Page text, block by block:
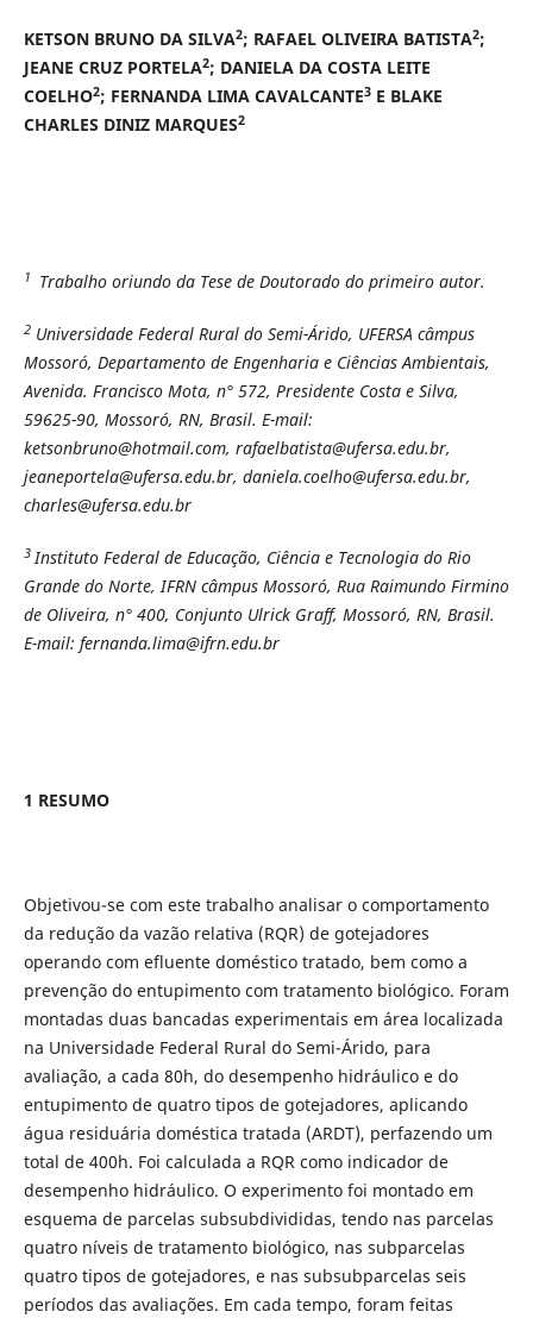
KETSON BRUNO DA SILVA2; RAFAEL OLIVEIRA BATISTA2;
JEANE CRUZ PORTELA2; DANIELA DA COSTA LEITE
COELHO2; FERNANDA LIMA CAVALCANTE3E BLAKE
CHARLES DINIZ MARQUES2
1 Trabalho oriundo da Tese de Doutorado do primeiro autor.
2Universidade Federal Rural do Semi-Árido, UFERSA câmpus
Mossoró, Departamento de Engenharia e Ciências Ambientais,
Avenida. Francisco Mota, n° 572, Presidente Costa e Silva,
59625-90, Mossoró, RN, Brasil. E-mail:
ketsonbruno@hotmail.com, rafaelbatista@ufersa.edu.br,
jeaneportela@ufersa.edu.br, daniela.coelho@ufersa.edu.br,
charles@ufersa.edu.br
3 Instituto Federal de Educação, Ciência e Tecnologia do Rio
Grande do Norte, IFRN câmpus Mossoró, Rua Raimundo Firmino
de Oliveira, n° 400, Conjunto Ulrick Graff, Mossoró, RN, Brasil.
E-mail: fernanda.lima@ifrn.edu.br
1 RESUMO
Objetivou-se com este trabalho analisar o comportamento
da redução da vazão relativa (RQR) de gotejadores
operando com efluente doméstico tratado, bem como a
prevenção do entupimento com tratamento biológico. Foram
montadas duas bancadas experimentais em área localizada
na Universidade Federal Rural do Semi-Árido, para
avaliação, a cada 80h, do desempenho hidráulico e do
entupimento de quatro tipos de gotejadores, aplicando
água residuária doméstica tratada (ARDT), perfazendo um
total de 400h. Foi calculada a RQR como indicador de
desempenho hidráulico. O experimento foi montado em
esquema de parcelas subsubdivididas, tendo nas parcelas
quatro níveis de tratamento biológico, nas subparcelas
quatro tipos de gotejadores, e nas subsubparcelas seis
períodos das avaliações. Em cada tempo, foram feitas